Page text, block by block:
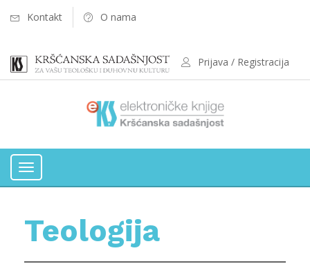
Kontakt O nama
Prijava / Registracija
Toggle
Teologija